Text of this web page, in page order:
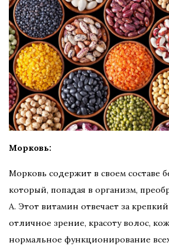
Морковь:
Морковь содержит в своем составе
который, попадая в организм,
А. Этот витамин отвечает за
отличное зрение, красоту волос,
нормальное функционирование